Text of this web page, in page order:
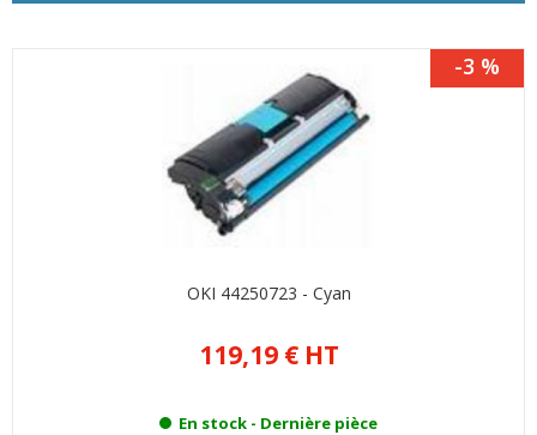
-3 %
OKI 44250723 - Cyan
HT
119,19 €
En stock - Dernière pièce